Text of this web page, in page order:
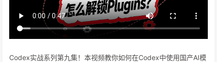
Codex实战系列第九集！本视频教你如何在Codex中使用国产AI模